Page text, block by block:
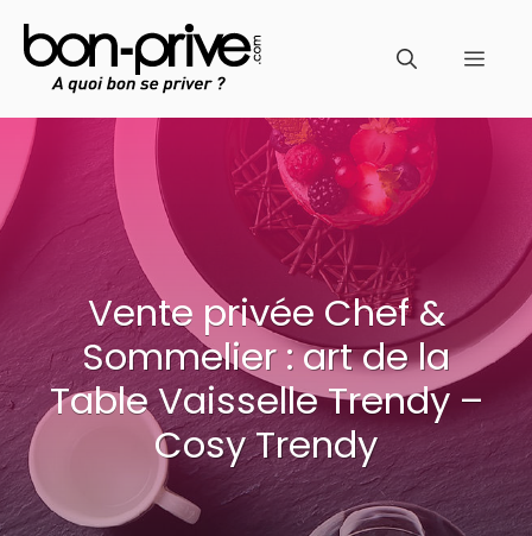
au
contenu
Vente privée Chef &
Sommelier : art de la
Table Vaisselle Trendy –
Cosy Trendy